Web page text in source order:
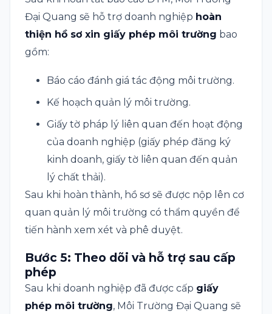
Đại Quang sẽ hỗ trợ doanh nghiệp hoàn
thiện hồ sơ xin giấy phép môi trường bao
gồm:
Báo cáo đánh giá tác động môi trường.
Kế hoạch quản lý môi trường.
Giấy tờ pháp lý liên quan đến hoạt động
của doanh nghiệp (giấy phép đăng ký
kinh doanh, giấy tờ liên quan đến quản
lý chất thải).
Sau khi hoàn thành, hồ sơ sẽ được nộp lên cơ
quan quản lý môi trường có thẩm quyền để
tiến hành xem xét và phê duyệt.
Bước 5: Theo dõi và hỗ trợ sau cấp
phép
Sau khi doanh nghiệp đã được cấp giấy
phép môi trường, Môi Trường Đại Quang sẽ